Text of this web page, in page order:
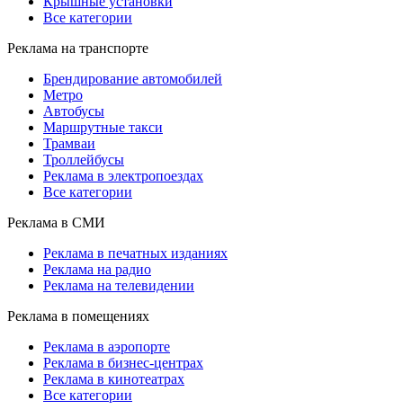
Все категории
Реклама на транспорте
Брендирование автомобилей
Метро
Автобусы
Маршрутные такси
Трамваи
Троллейбусы
Реклама в электропоездах
Все категории
Реклама в СМИ
Реклама в печатных изданиях
Реклама на радио
Реклама на телевидении
Реклама в помещениях
Реклама в аэропорте
Реклама в бизнес-центрах
Реклама в кинотеатрах
Все категории